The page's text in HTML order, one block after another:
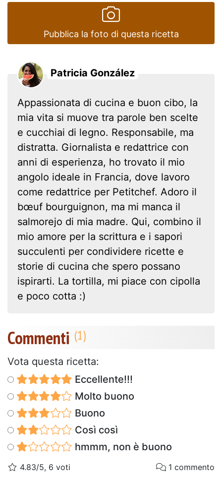
Pubblica la foto di questa ricetta
Patricia González
Appassionata di cucina e buon cibo, la
mia vita si muove tra parole ben scelte
e cucchiai di legno. Responsabile, ma
distratta. Giornalista e redattrice con
anni di esperienza, ho trovato il mio
angolo ideale in Francia, dove lavoro
come redattrice per Petitchef. Adoro il
bœuf bourguignon, ma mi manca il
salmorejo di mia madre. Qui, combino il
mio amore per la scrittura e i sapori
succulenti per condividere ricette e
storie di cucina che spero possano
ispirarti. La tortilla, mi piace con cipolla
e poco cotta :)
Commenti
Vota questa ricetta:
Eccellente!!!
Molto buono
Buono
Così così
hmmm, non è buono
4.83/5, 6 voti 1 commento